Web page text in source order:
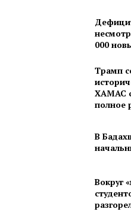
000
Трамп
ХАМАС
полное
В
Вокруг